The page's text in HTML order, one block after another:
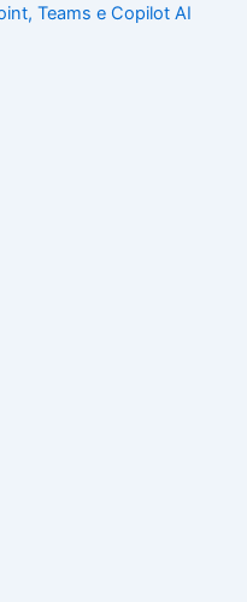
Teams e Copilot AI